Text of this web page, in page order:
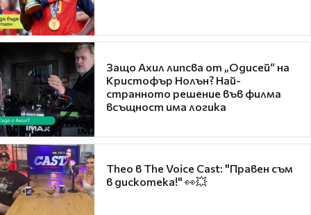
Защо Ахил липсва от „Одисей“ на
Кристофър Нолън? Най-
странното решение във филма
всъщност има логика
Theo в The Voice Cast: "Правен съм
в дискотека!" 👀💥